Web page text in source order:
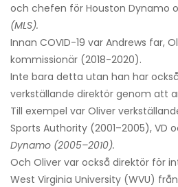
och chefen för Houston Dynamo
(MLS).
Innan COVID-19 var Andrews far,
kommissionär (2018-2020).
Inte bara detta utan han har
verkställande direktör genom att
Till exempel var Oliver
Sports Authority (2001–2005), VD
Dynamo (2005–2010).
Och Oliver var också direktör för
West Virginia University (WVU)